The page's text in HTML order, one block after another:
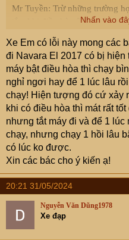
Mr Tuyền: Trừ những trường
tắc: khi điều hòa ô tô không bị
hệ thống lạnh xe của bạn vẫn
đây là phần “ đầu vào” = Lốc
Quạt làm mát dàn ngưng.
Lốc nén có chức năng hút,
trong hệ thống điều hòa; Lưu
thuộc chủ yếu vào tốc độ
Ngoài ra, do lốc nén được dẫn
lượng bơm của nó còn phụ
động cơ quay chậm thì lưu
nhanh thì lưu lượng ga sẽ
nén đã kém thì nó không thể
điều hòa theo đúng yêu cầu,
tốc độ thấp ( thường là khi xe
Nhấn vào
Xe Em có lỗi này mong các
đi Navara El 2017 có bị
máy bật điều hòa thì chạy
nghỉ ngơi hay để 1 lúc lâu
chạy! Hiện tượng đó cứ xảy
khi có điều hòa thì mát rất
nhưng tắt máy đi và để 1
chạy, nhưng chạy 1 hồi lâu
có lúc ko được.
Xin các bác cho ý kiến ạ!
20:21 31/05/2024
Nguyễn Văn Dũng1978
Xe đạp